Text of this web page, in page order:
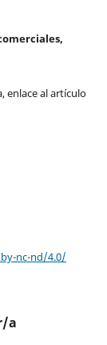
enlace al artículo
nc-nd/4.0/
a